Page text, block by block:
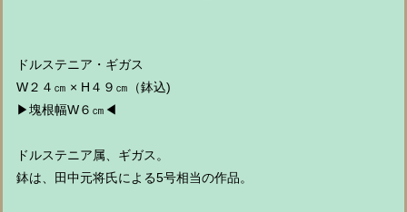
ドルステニア・ギガス
W２４㎝ × H４９㎝（鉢込)
▶︎塊根幅W６㎝◀︎
ドルステニア属、ギガス。
鉢は、田中元将氏による5号相当の作品。